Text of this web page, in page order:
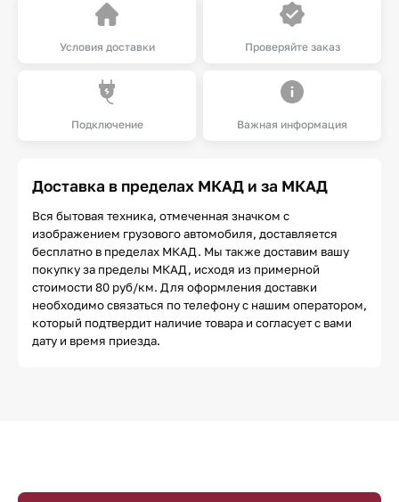
Условия доставки Проверяйте заказ
Подключение Важная информация
Доставка в пределах МКАД и за МКАД
Вся бытовая техника, отмеченная значком с
изображением грузового автомобиля, доставляется
бесплатно в пределах МКАД. Мы также доставим вашу
покупку за пределы МКАД, исходя из примерной
стоимости 80 руб/км. Для оформления доставки
необходимо связаться по телефону с нашим оператором,
который подтвердит наличие товара и согласует с вами
дату и время приезда.